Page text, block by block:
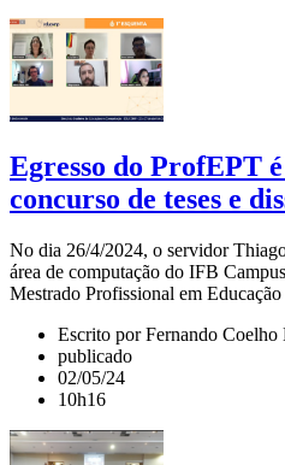
Egresso do ProfEPT
concurso de teses e
No dia 26/4/2024, o servidor
área de computação do IFB
Mestrado Profissional em
Escrito por Fernando Coelho
publicado
02/05/24
10h16